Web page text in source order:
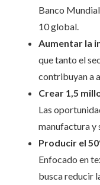
Banco
10 global.
Aumentar la
que tanto el
contribuyan a
Crear 1,5
Las
manufactura y
Producir el
Enfocado en
busca reducir